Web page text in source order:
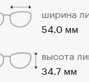
ширина
54.0 мм
высота
34.7 мм